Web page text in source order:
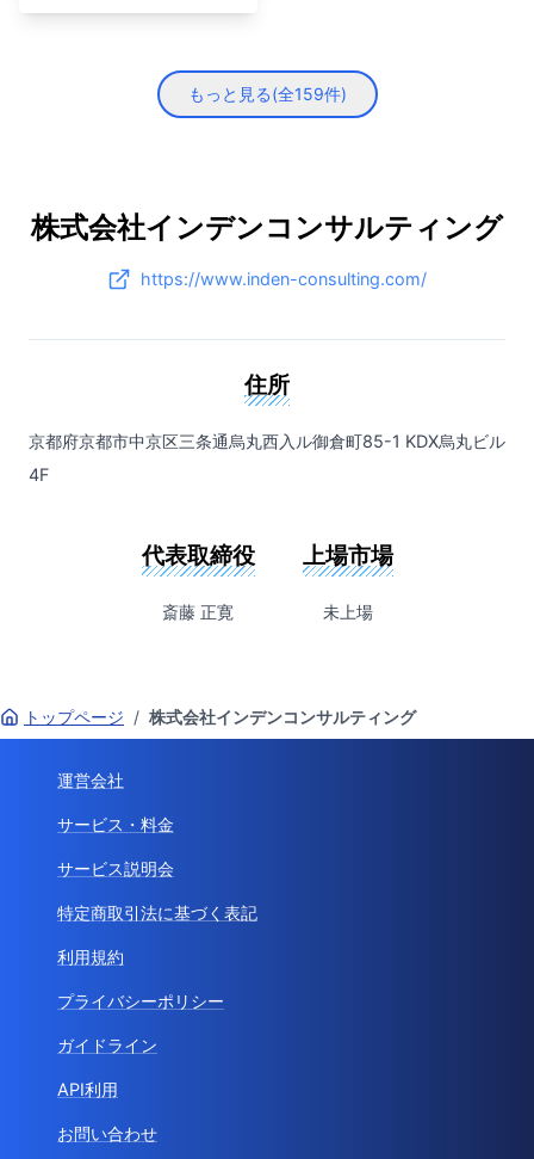
もっと見る(全159件)
株式会社インデンコンサルティング
https://www.inden-consulting.com/
住所
京都府京都市中京区三条通烏丸西入ル御倉町85-1 KDX烏丸ビル
4F
代表取締役
斎藤 正寛
上場市場
未上場
トップページ / 株式会社インデンコンサルティング
運営会社
サービス・料金
サービス説明会
特定商取引法に基づく表記
利用規約
プライバシーポリシー
ガイドライン
API利用
お問い合わせ